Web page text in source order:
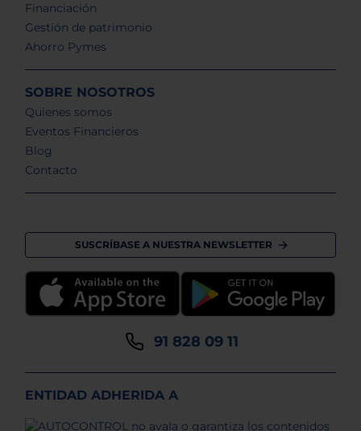
Financiación
Gestión de patrimonio
Ahorro Pymes
SOBRE NOSOTROS
Quienes somos
Eventos Financieros
Blog
Contacto
SUSCRÍBASE A NUESTRA NEWSLETTER
91 828 09 11
ENTIDAD ADHERIDA A